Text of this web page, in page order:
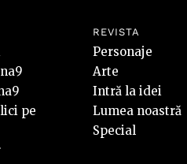
pe
REVISTA
Personaje
Arte
Intră la idei
Lumea noastră
Special